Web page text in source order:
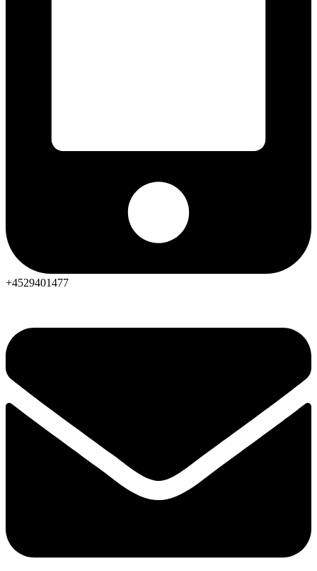
+4529401477